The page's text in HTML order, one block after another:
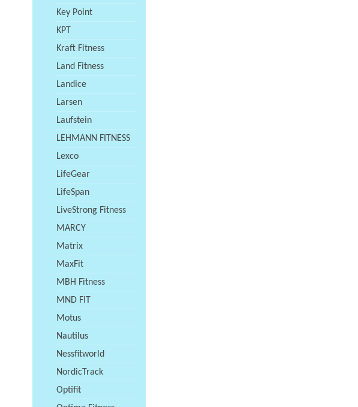
Key Point
KPT
Kraft Fitness
Land Fitness
Landice
Larsen
Laufstein
LEHMANN FITNESS
Lexco
LifeGear
LifeSpan
LiveStrong Fitness
MARCY
Matrix
MaxFit
MBH Fitness
MND FIT
Motus
Nautilus
Nessfitworld
NordicTrack
Optifit